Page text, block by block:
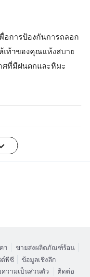
อการป้องกันการถลอก
เท้าของคุณแห้งสบาย
ศที่มีฝนตกและหิมะ
ยนูน
:PU ที่มีความหนาแน่น
ดภัย \ งานที่ทนทาน \
รัวเรือน ...
า
ขายส่งผลิตภัณฑ์ร้อน
ต์พีซี
ข้อมูลเชิงลึก
วามเป็นส่วนตัว ติดต่อ